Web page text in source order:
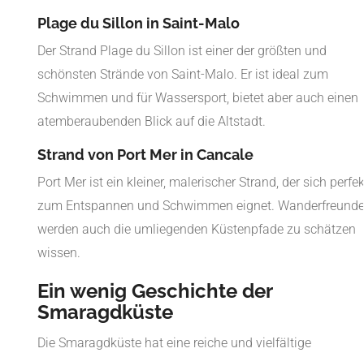
Plage du Sillon in Saint-Malo
Der Strand Plage du Sillon ist einer der größten und
schönsten Strände von Saint-Malo. Er ist ideal zum
Schwimmen und für Wassersport, bietet aber auch einen
atemberaubenden Blick auf die Altstadt.
Strand von Port Mer in Cancale
Port Mer ist ein kleiner, malerischer Strand, der sich
zum Entspannen und Schwimmen eignet. Wanderfreunde
werden auch die umliegenden Küstenpfade zu schätzen
wissen.
Ein wenig Geschichte der
Smaragdküste
Die Smaragdküste hat eine reiche und vielfältige